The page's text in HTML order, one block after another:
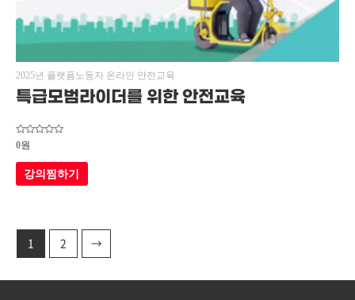
2025년 플랫폼노동자 온라인 안전교육
특급모범라이더를 위한 안전교육
5
중에서
0
로
평가됨
0원
강의찜하기
1 2 →